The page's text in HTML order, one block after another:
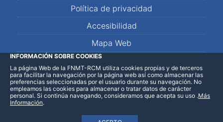
Política de privacidad
Accesibilidad
Mapa Web
LinkedInFacebookWhatsApp
INFORMACIÓN SOBRE COOKIES
La página Web de la FNMT-RCM utiliza cookies propias y de terceros
para facilitar la navegación por la página web así como almacenar las
preferencias seleccionadas por el usuario durante su navegación. No
empleamos las cookies para almacenar o tratar datos de carácter
personal. Si continúa navegando, consideramos que acepta su uso .Más
Información.